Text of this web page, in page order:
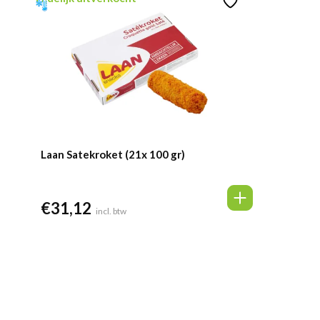
Laan Satekroket (21x 100 gr)
€31,12 incl. btw